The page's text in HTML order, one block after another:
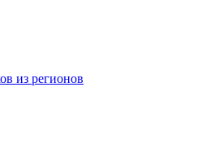
из регионов